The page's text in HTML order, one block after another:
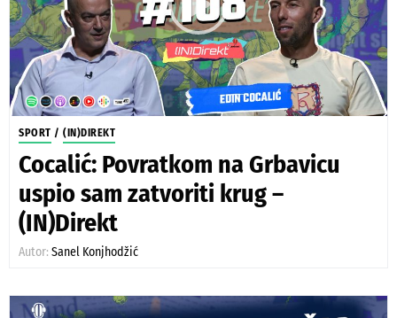
SPORT / (IN)DIREKT
Cocalić: Povratkom na Grbavicu
uspio sam zatvoriti krug –
(IN)Direkt
Autor: Sanel Konjhodžić